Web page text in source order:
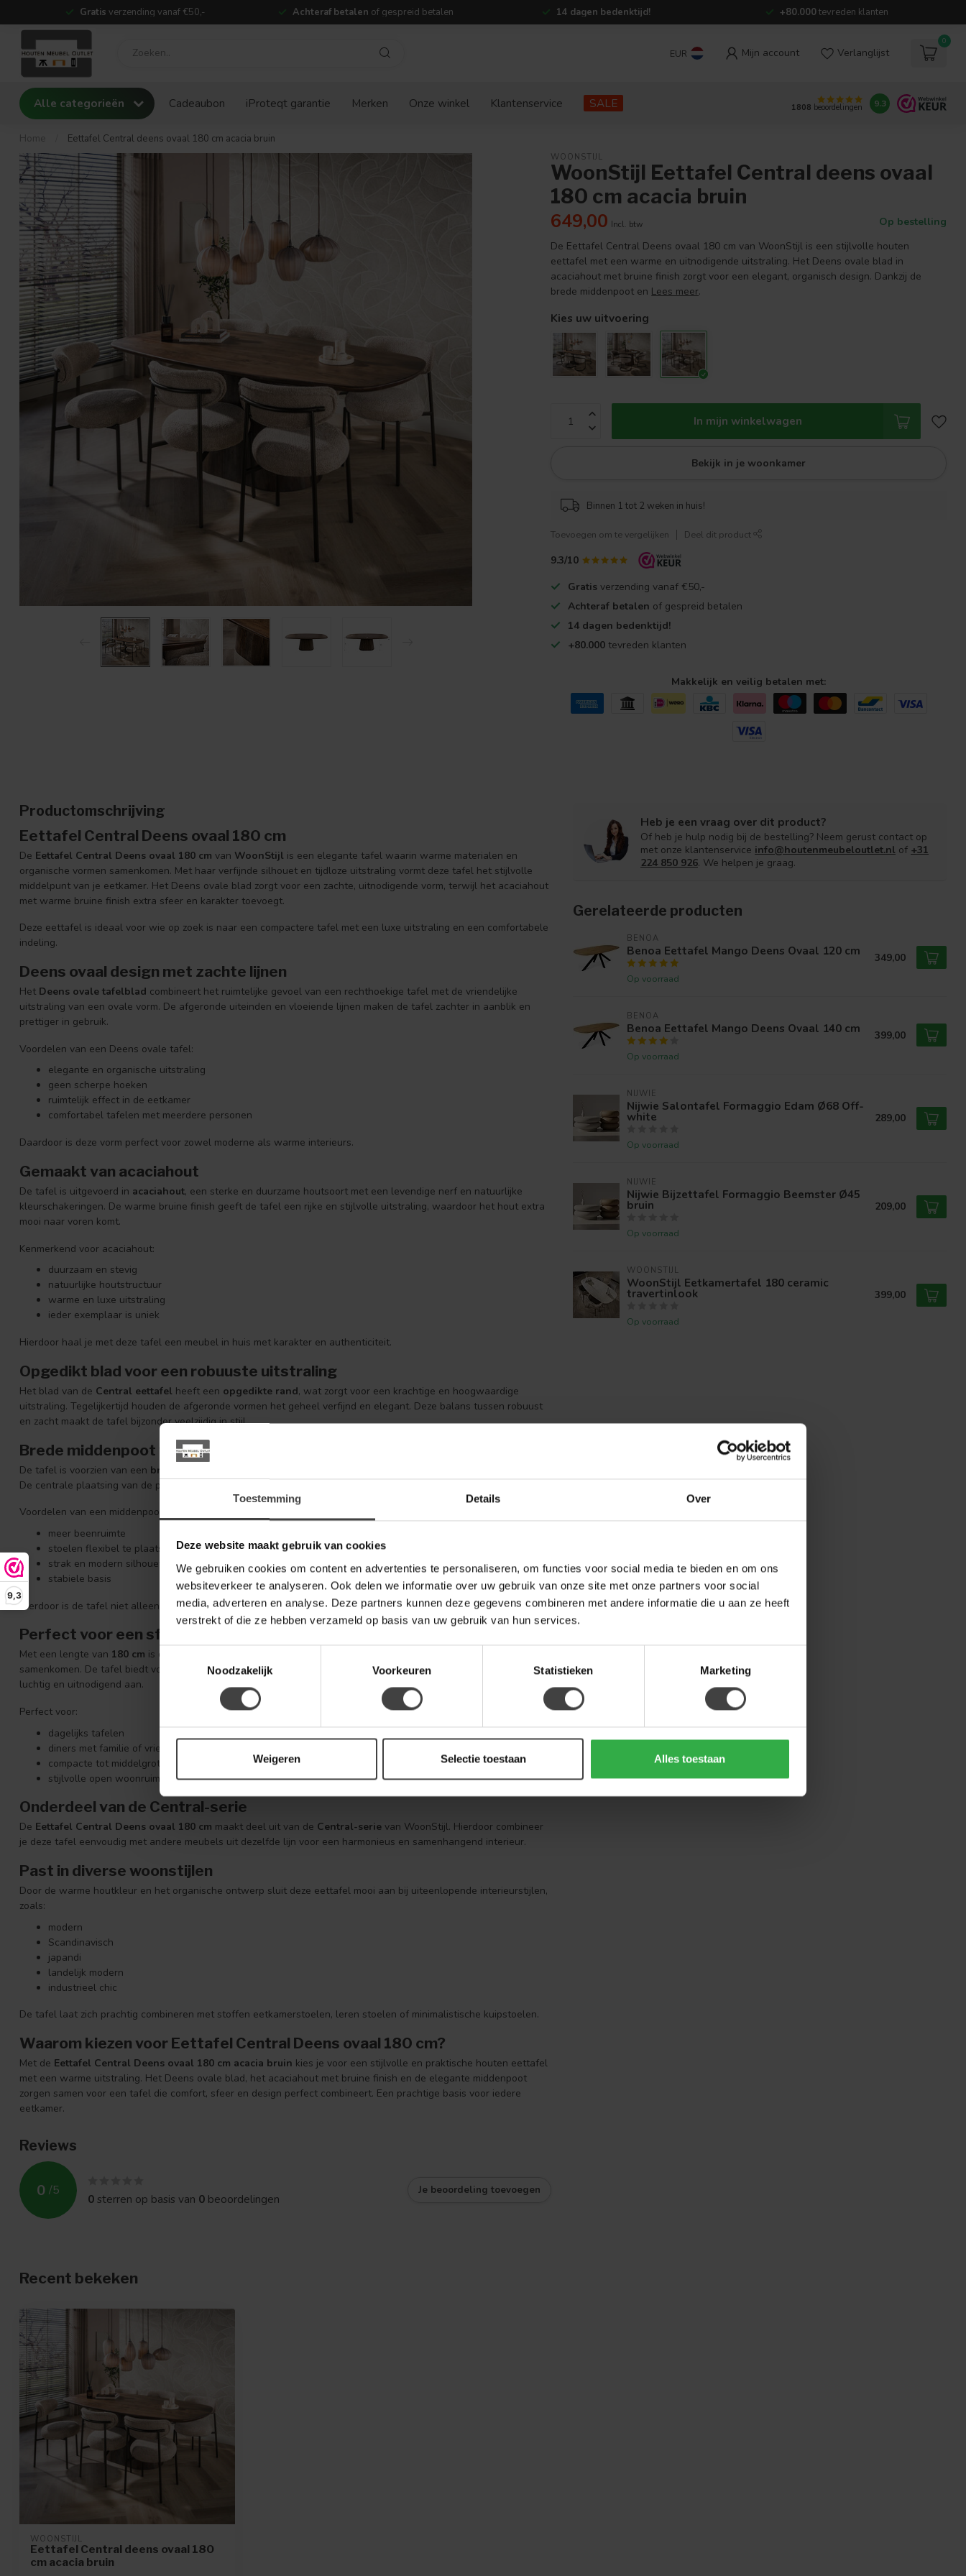
Toestemming Details Over
Deze website maakt gebruik van cookies
We gebruiken cookies om content en advertenties te personaliseren, om functies voor social media te bieden en om ons
websiteverkeer te analyseren. Ook delen we informatie over uw gebruik van onze site met onze partners voor social
media, adverteren en analyse. Deze partners kunnen deze gegevens combineren met andere informatie die u aan ze heeft
verstrekt of die ze hebben verzameld op basis van uw gebruik van hun services.
Toestemmingsselectie
Noodzakelijk
Voorkeuren Statistieken Marketing
Weigeren Selectie toestaan Alles toestaan
9,3
Gratis verzending vanaf €50,- Achteraf betalen of gespreid betalen 14 dagen bedenktijd! +80.000tevreden klanten
EUR Mijn account Verlanglijst
0
Alle categorieën Cadeaubon iProteqt garantie Merken Onze winkel Klantenservice SALE 1808 beoordelingen 9.3
Home Eettafel Central deens ovaal 180 cm acacia bruin
WOONSTIJL
WoonStijl Eettafel Central deens ovaal
180 cm acacia bruin
649,00 Incl. btw
Op bestelling
De Eettafel Central Deens ovaal 180 cm van WoonStijl is een stijlvolle houten
eettafel met een warme en uitnodigende uitstraling. Het Deens ovale blad in
acaciahout met bruine finish zorgt voor een elegant, organisch design. Dankzij de
brede middenpoot en Lees meer.
Kies uw uitvoering
In mijn winkelwagen
Bekijk in je woonkamer
Binnen 1 tot 2 weken in huis!
Toevoegen om te vergelijken Deel dit product
9.3/10
Gratis verzending vanaf €50,-
Achteraf betalen of gespreid betalen
14 dagen bedenktijd!
+80.000 tevreden klanten
Makkelijk en veilig betalen met:
Productomschrijving
Eettafel Central Deens ovaal 180 cm
De Eettafel Central Deens ovaal 180 cm van WoonStijl is een elegante tafel waarin warme materialen en
organische vormen samenkomen. Met haar verfijnde silhouet en tijdloze uitstraling vormt deze tafel het stijlvolle
middelpunt van je eetkamer. Het Deens ovale blad zorgt voor een zachte, uitnodigende vorm, terwijl het acaciahout
met warme bruine finish extra sfeer en karakter toevoegt.
Deze eettafel is ideaal voor wie op zoek is naar een compactere tafel met een luxe uitstraling en een comfortabele
indeling.
Deens ovaal design met zachte lijnen
Het Deens ovale tafelblad combineert het ruimtelijke gevoel van een rechthoekige tafel met de vriendelijke
uitstraling van een ovale vorm. De afgeronde uiteinden en vloeiende lijnen maken de tafel zachter in aanblik en
prettiger in gebruik.
Voordelen van een Deens ovale tafel:
elegante en organische uitstraling
geen scherpe hoeken
ruimtelijk effect in de eetkamer
comfortabel tafelen met meerdere personen
Daardoor is deze vorm perfect voor zowel moderne als warme interieurs.
Gemaakt van acaciahout
De tafel is uitgevoerd in acaciahout, een sterke en duurzame houtsoort met een levendige nerf en natuurlijke
kleurschakeringen. De warme bruine finish geeft de tafel een rijke en stijlvolle uitstraling, waardoor het hout extra
mooi naar voren komt.
Kenmerkend voor acaciahout:
duurzaam en stevig
natuurlijke houtstructuur
warme en luxe uitstraling
ieder exemplaar is uniek
Hierdoor haal je met deze tafel een meubel in huis met karakter en authenticiteit.
Opgedikt blad voor een robuuste uitstraling
Het blad van de Central eettafel heeft een opgedikte rand, wat zorgt voor een krachtige en hoogwaardige
uitstraling. Tegelijkertijd houden de afgeronde vormen het geheel verfijnd en elegant. Deze balans tussen robuust
en zacht maakt de tafel bijzonder veelzijdig in stijl.
Brede middenpoot voor comfort en elegantie
De tafel is voorzien van een brede ovale middenpoot
De centrale plaatsing van de poot zorgt bovendien voor veel bewegingsvrijheid rondom de tafel.
Voordelen van een middenpoot:
meer beenruimte
stoelen flexibel te plaatsen
strak en modern silhouet
stabiele basis
Hierdoor is de tafel niet alleen mooi om te zien, maar ook prettig in dagelijks gebruik.
Perfect voor een sfeervolle eethoek
Met een lengte van 180 cm is deze eettafel ideaal voor een gezellige eethoek waarin comfort en uitstraling
samenkomen. De tafel biedt voldoende ruimte voor meerdere personen en voelt dankzij de organische vorm toch
luchtig en uitnodigend aan.
Perfect voor:
dagelijks tafelen
diners met familie of vrienden
compacte tot middelgrote eetkamers
stijlvolle open woonruimtes
Onderdeel van de Central-serie
De Eettafel Central Deens ovaal 180 cm maakt deel uit van de Central-serie van WoonStijl. Hierdoor combineer
je deze tafel eenvoudig met andere meubels uit dezelfde lijn voor een harmonieus en samenhangend interieur.
Past in diverse woonstijlen
Door de warme houtkleur en het organische ontwerp sluit deze eettafel mooi aan bij uiteenlopende interieurstijlen,
zoals:
modern
Scandinavisch
japandi
landelijk modern
industrieel chic
De tafel laat zich prachtig combineren met stoffen eetkamerstoelen, leren stoelen of minimalistische kuipstoelen.
Waarom kiezen voor Eettafel Central Deens ovaal 180 cm?
Met de Eettafel Central Deens ovaal 180 cm acacia bruin kies je voor een stijlvolle en praktische houten eettafel
met een warme uitstraling. Het Deens ovale blad, het acaciahout met bruine finish en de elegante middenpoot
zorgen samen voor een tafel die comfort, sfeer en design perfect combineert. Een prachtige basis voor iedere
eetkamer.
Reviews
0 /5
0sterren op basis van 0 beoordelingen
Je beoordeling toevoegen
Heb je een vraag over dit product?
Of heb je hulp nodig bij de bestelling? Neem gerust contact op
met onze klantenservice info@houtenmeubeloutlet.nl of +31
224 850 926. We helpen je graag.
Gerelateerde producten
BENOA
Benoa Eettafel Mango Deens Ovaal 120 cm
Op voorraad
349,00
BENOA
Benoa Eettafel Mango Deens Ovaal 140 cm
Op voorraad
399,00
NIJWIE
Nijwie Salontafel Formaggio Edam Ø68 Off-
white
Op voorraad
289,00
NIJWIE
Nijwie Bijzettafel Formaggio Beemster Ø45
bruin
Op voorraad
209,00
WOONSTIJL
WoonStijl Eetkamertafel 180 ceramic
travertinlook
Op voorraad
399,00
Recent bekeken
WOONSTIJL
Eettafel Central deens ovaal 180
cm acacia bruin